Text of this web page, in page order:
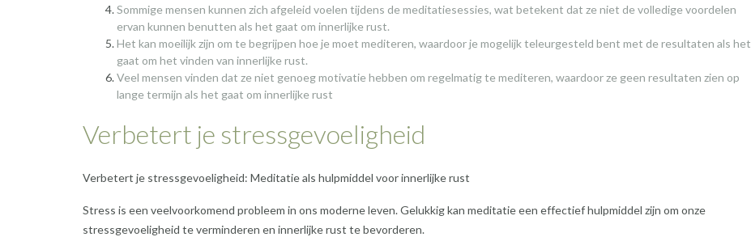
Sommige mensen kunnen zich afgeleid voelen tijdens de meditatiesessies, wat betekent dat ze niet de volledige voordelen
ervan kunnen benutten als het gaat om innerlijke rust.
Het kan moeilijk zijn om te begrijpen hoe je moet mediteren, waardoor je mogelijk teleurgesteld bent met de resultaten als het
gaat om het vinden van innerlijke rust.
Veel mensen vinden dat ze niet genoeg motivatie hebben om regelmatig te mediteren, waardoor ze geen resultaten zien op
lange termijn als het gaat om innerlijke rust
Verbetert je stressgevoeligheid
Verbetert je stressgevoeligheid: Meditatie als hulpmiddel voor innerlijke rust
Stress is een veelvoorkomend probleem in ons moderne leven. Gelukkig kan meditatie een effectief hulpmiddel zijn om onze
stressgevoeligheid te verminderen en innerlijke rust te bevorderen.